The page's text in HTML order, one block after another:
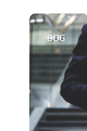
BOG